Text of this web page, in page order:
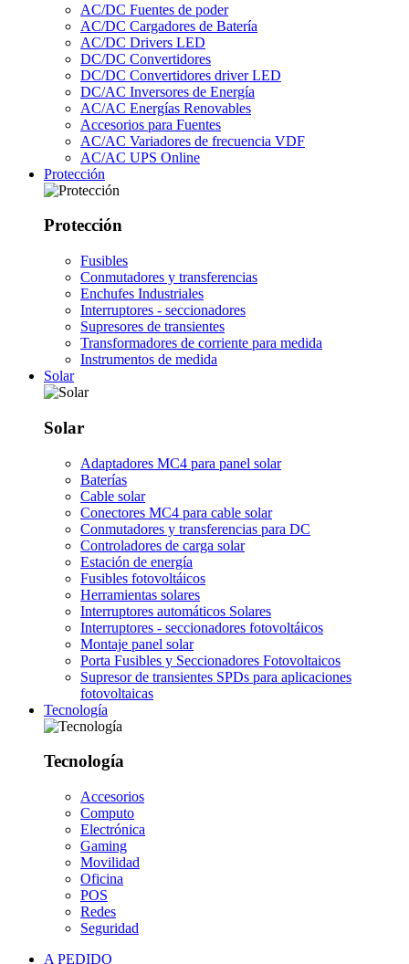
AC/DC Fuentes de poder
AC/DC Cargadores de Batería
AC/DC Drivers LED
DC/DC Convertidores
DC/DC Convertidores driver LED
DC/AC Inversores de Energía
AC/AC Energías Renovables
Accesorios para Fuentes
AC/AC Variadores de frecuencia VDF
AC/AC UPS Online
Protección
Protección
Fusibles
Conmutadores y transferencias
Enchufes Industriales
Interruptores - seccionadores
Supresores de transientes
Transformadores de corriente para medida
Instrumentos de medida
Solar
Solar
Adaptadores MC4 para panel solar
Baterías
Cable solar
Conectores MC4 para cable solar
Conmutadores y transferencias para DC
Controladores de carga solar
Estación de energía
Fusibles fotovoltáicos
Herramientas solares
Interruptores automáticos Solares
Interruptores - seccionadores fotovoltáicos
Montaje panel solar
Porta Fusibles y Seccionadores Fotovoltaicos
Supresor de transientes SPDs para aplicaciones
fotovoltaicas
Tecnología
Tecnología
Accesorios
Computo
Electrónica
Gaming
Movilidad
Oficina
POS
Redes
Seguridad
A PEDIDO